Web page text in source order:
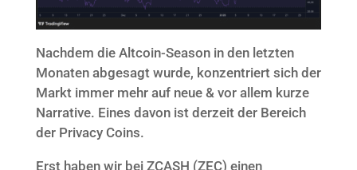
Nachdem die Altcoin-Season in den letzten
Monaten abgesagt wurde, konzentriert sich der
Markt immer mehr auf neue & vor allem kurze
Narrative. Eines davon ist derzeit der Bereich
der Privacy Coins.
Erst haben wir bei ZCASH (ZEC) einen